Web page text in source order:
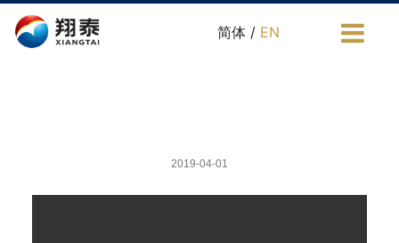
简体 / EN
2019-04-01